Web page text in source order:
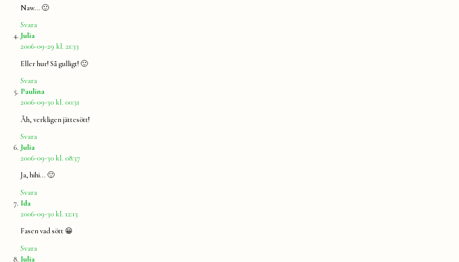
Naw… 🙂
Svara
Julia
2006-09-29 kl. 21:33
Eller hur! Så gulligt! 🙂
Svara
Paulina
2006-09-30 kl. 00:31
Åh, verkligen jättesött!
Svara
Julia
2006-09-30 kl. 08:37
Ja, hihi… 🙂
Svara
Ida
2006-09-30 kl. 12:13
Fasen vad sött 😀
Svara
Julia